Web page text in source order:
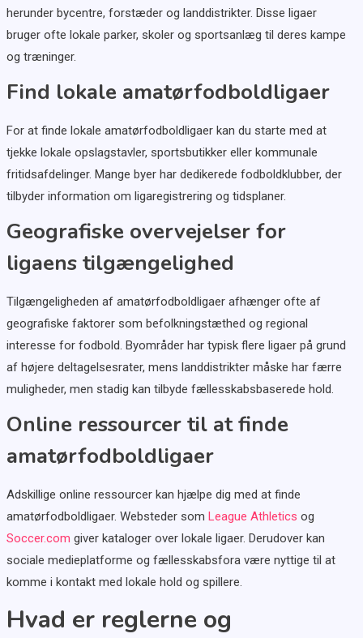
herunder bycentre, forstæder og landdistrikter. Disse ligaer
bruger ofte lokale parker, skoler og sportsanlæg til deres kampe
og træninger.
Find lokale amatørfodboldligaer
For at finde lokale amatørfodboldligaer kan du starte med at
tjekke lokale opslagstavler, sportsbutikker eller kommunale
fritidsafdelinger. Mange byer har dedikerede fodboldklubber, der
tilbyder information om ligaregistrering og tidsplaner.
Geografiske overvejelser for
ligaens tilgængelighed
Tilgængeligheden af amatørfodboldligaer afhænger ofte af
geografiske faktorer som befolkningstæthed og regional
interesse for fodbold. Byområder har typisk flere ligaer på grund
af højere deltagelsesrater, mens landdistrikter måske har færre
muligheder, men stadig kan tilbyde fællesskabsbaserede hold.
Online ressourcer til at finde
amatørfodboldligaer
Adskillige online ressourcer kan hjælpe dig med at finde
amatørfodboldligaer. Websteder som League Athletics og
Soccer.com giver kataloger over lokale ligaer. Derudover kan
sociale medieplatforme og fællesskabsfora være nyttige til at
komme i kontakt med lokale hold og spillere.
Hvad er reglerne og